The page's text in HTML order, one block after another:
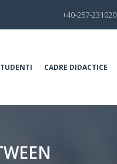
+40-257-231020
CADRE DIDACTICE